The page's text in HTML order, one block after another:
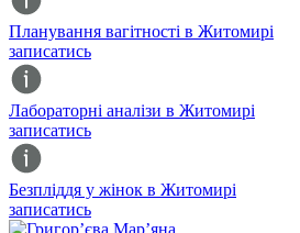
Планування вагітності в Житомирі
записатись
Лабораторні аналізи в Житомирі
записатись
Безпліддя у жінок в Житомирі
записатись